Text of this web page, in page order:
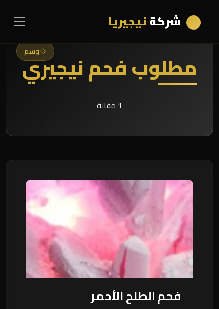
شركةنيجيريا
وسم
مطلوب فحم نيجيري
1 مقالة
فحم الطلح الأحمر